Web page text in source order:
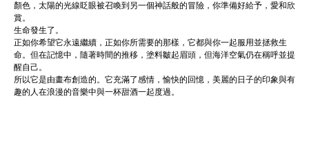
顏色，太陽的光線眨眼被召喚到另一個神話般的冒險，你準備好給予，愛和欣
賞。
生命發生了。
正如你希望它永遠繼續，正如你所需要的那樣，它都與你一起服用並拯救生
命。但在記憶中，隨著時間的推移，塗料皺起眉頭，但海洋空氣仍在稱呼並提
醒自己。
所以它是由畫布創造的。它充滿了感情，愉快的回憶，美麗的日子的印象與有
趣的人在浪漫的音樂中與一杯甜酒一起度過。